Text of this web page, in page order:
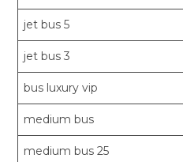
jet bus 5
jet bus 3
bus luxury vip
medium bus
medium bus 25